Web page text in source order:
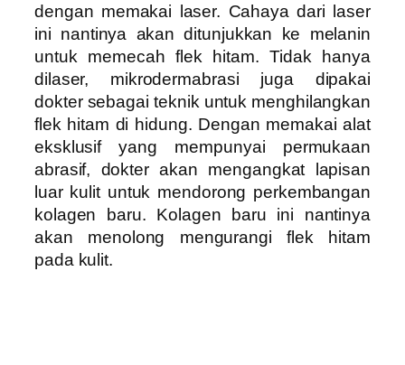
dengan memakai laser. Cahaya dari laser
ini nantinya akan ditunjukkan ke melanin
untuk memecah flek hitam. Tidak hanya
dilaser, mikrodermabrasi juga dipakai
dokter sebagai teknik untuk menghilangkan
flek hitam di hidung. Dengan memakai alat
eksklusif yang mempunyai permukaan
abrasif, dokter akan mengangkat lapisan
luar kulit untuk mendorong perkembangan
kolagen baru. Kolagen baru ini nantinya
akan menolong mengurangi flek hitam
pada kulit.